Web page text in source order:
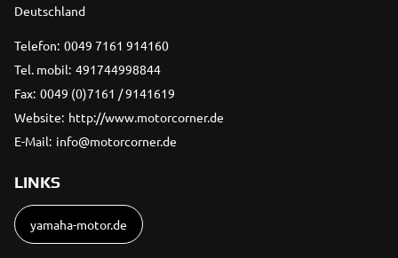
Deutschland
Telefon: 0049 7161 914160
Tel. mobil: 491744998844
Fax: 0049 (0)7161 / 9141619
Website: http://www.motorcorner.de
E-Mail: info@motorcorner.de
LINKS
yamaha-motor.de